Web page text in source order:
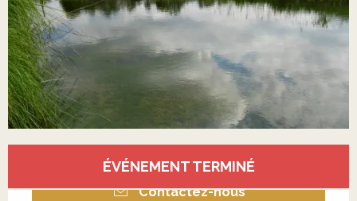
Ouverture et coordonnées
ÉVÉNEMENT TERMINÉ
Contactez-nous